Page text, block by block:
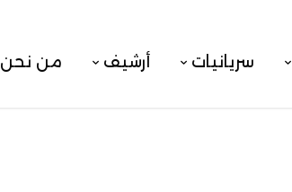
سريانيات أرشيف من نحن